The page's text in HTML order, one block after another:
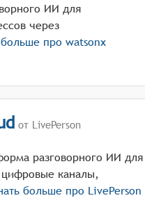
ИИ для
через
больше про watsonx
от LivePerson
разговорного ИИ для
цифровые каналы,
больше про LivePerson